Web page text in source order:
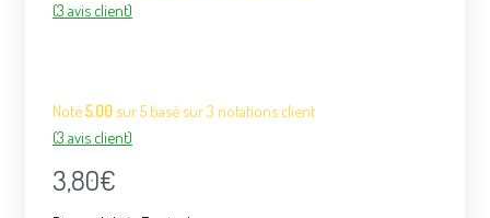
(3 avis client)
Noté5.00 sur 5 basé sur3 notations client
(3 avis client)
3,80€